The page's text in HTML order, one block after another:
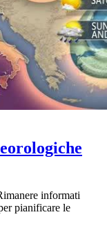
informati
pianificare le